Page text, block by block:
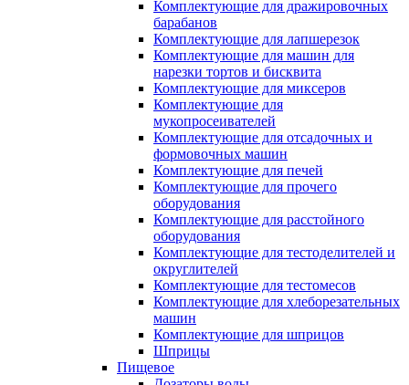
Комплектующие для дражировочных
барабанов
Комплектующие для лапшерезок
Комплектующие для машин для
нарезки тортов и бисквита
Комплектующие для миксеров
Комплектующие для
мукопросеивателей
Комплектующие для отсадочных и
формовочных машин
Комплектующие для печей
Комплектующие для прочего
оборудования
Комплектующие для расстойного
оборудования
Комплектующие для тестоделителей и
округлителей
Комплектующие для тестомесов
Комплектующие для хлеборезательных
машин
Комплектующие для шприцов
Шприцы
Пищевое